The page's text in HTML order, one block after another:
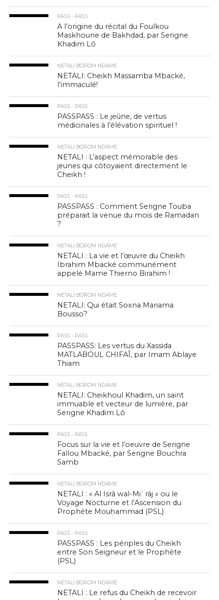
PASS - PASS
A l’origine du récital du Foulkou
Maskhoune de Bakhdad, par Serigne
Khadim Lô
NETALI BOROM NDAME
NETALI: Cheikh Massamba Mbacké,
l’immaculé!
PASS - PASS
PASSPASS : Le jeûne, de vertus
médicinales à l’élévation spirituel !
NETALI BOROM NDAME
NETALI : L’aspect mémorable des
jeunes qui côtoyaient directement le
Cheikh !
PASS - PASS
PASSPASS : Comment Serigne Touba
préparait la venue du mois de Ramadan
?
NETALI BOROM NDAME
NETALI : La vie et l’œuvre du Cheikh
Ibrahim Mbacké communément
appelé Mame Thierno Birahim !
NETALI BOROM NDAME
NETALI: Qui était Soxna Mariama
Bousso?
PASS - PASS
PASSPASS: Les vertus du Xassida
MATLABOUL CHIFAÎ, par Imam Ablaye
Thiam
NETALI BOROM NDAME
NETALI: Cheikhoul Khadim, un saint
immuable et vecteur de lumière, par
Serigne Khadim Lô
PASS - PASS
Focus sur la vie et l’oeuvre de Serigne
Fallou Mbacké, par Serigne Bouchra
Samb
NETALI BOROM NDAME
NETALI : « Al Isrâ wal-Miʿrâj » ou le
Voyage Nocturne et l’Ascension du
Prophète Mouḥammad (PSL)
PASS - PASS
PASSPASS : Les périples du Cheikh
entre Son Seigneur et le Prophète
(PSL)
NETALI BOROM NDAME
NETALI : Le refus du Cheikh de recevoir